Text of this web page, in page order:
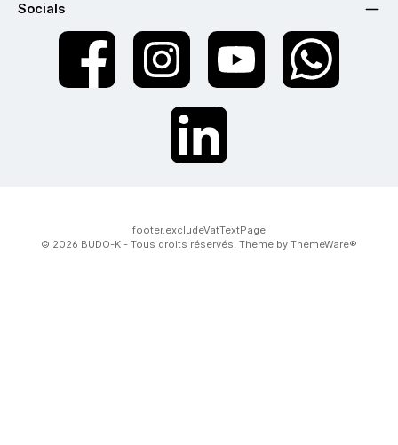
Socials
twt.widget.communities.facebook.name
twt.widget.communities.instagram.name
twt.widget.communities.linkedin.name
footer.excludeVatTextPage
© 2026 BUDO-K - Tous droits réservés. Theme by ThemeWare®